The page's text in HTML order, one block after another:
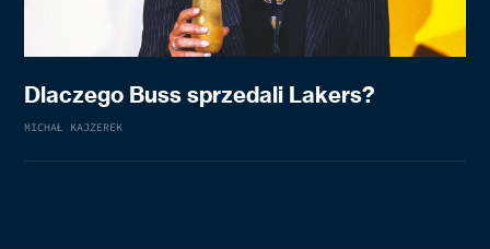
Dlaczego Buss sprzedali Lakers?
MICHAŁ KAJZEREK